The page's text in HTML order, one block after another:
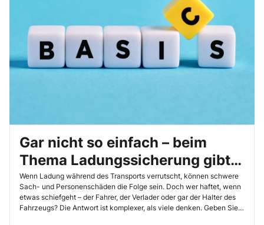
Gar nicht so einfach – beim
Thema Ladungssicherung gibt
es viele Verantwortliche
Wenn Ladung während des Transports verrutscht, können schwere
Sach- und Personenschäden die Folge sein. Doch wer haftet, wenn
etwas schiefgeht – der Fahrer, der Verlader oder gar der Halter des
Fahrzeugs? Die Antwort ist komplexer, als viele denken. Geben Sie